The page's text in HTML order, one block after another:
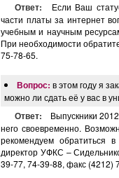
Ответ:
Если Ваш
части платы за интернет
учебным и научным
При необходимости
75-78-65.
Вопрос: в этом году я
можно ли сдать её у вас в
Ответ:
Выпускники
него своевременно.
рекомендуем обратиться
директор УФКС –
39-77, 74-39-88, факс (4212)